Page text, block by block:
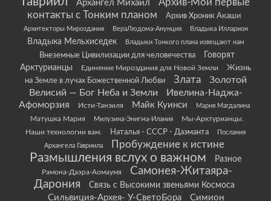
Архангел Михаил
Архив-Мои первые
контакты с Тонким планом
Архив Хроник Акаши
Архитекторы Мироздания ВераЛюдома-Анунция Владыка Илларион
Владыка Мельхиседек Владыки Тонкого плана извещают нам
Внеземные Цивилизации для человечества
Говорят
Арктурианцы
Единение Мироздания для Новой Земли
Жизнь
на Земле в лучах Божественной Любви
Злата
Золотой
Велисий — Бог Неба и Земли
Ивелина-Наджа-
Афоморзия
Исти-Танзиля Майк Куинси Мария Магдалина
Матушка Мария Милузина-Энигма-Илания
Мы-Арктурианцы.
Наши технологии вам.
Наталья - СССР - Даэманта
Послания
Архангела Гавриила
Пробуждение к истине
Размышления вслух о важном Разное
Рамона-Даэра-Аомаумя
Самонея-Житаяра-
Дарония
Связь с Высокими звеньями Космоса
Сильвиция-Архея- У-СветоБора Симион